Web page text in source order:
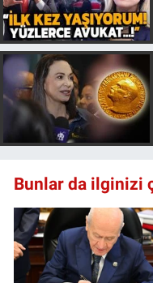
Bunlar da ilginizi